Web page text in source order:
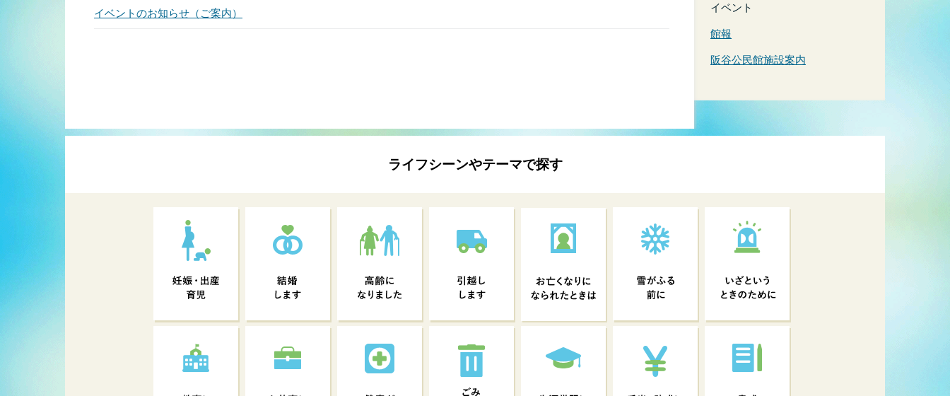
イベントのお知らせ（ご案内）
イベント
館報
阪谷公民館施設案内
ライフシーンやテーマで探す